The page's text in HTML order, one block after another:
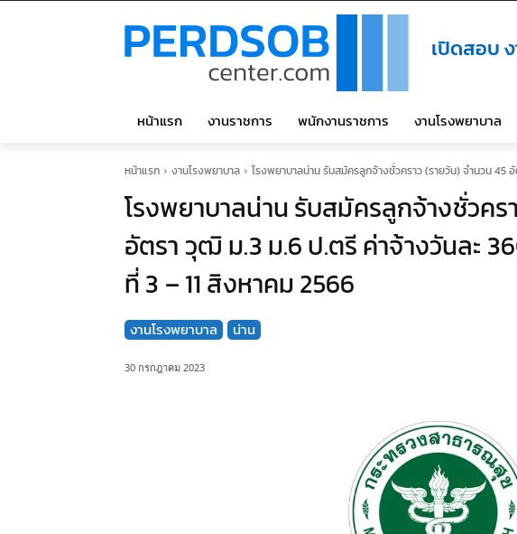
เปิดสอบ
หน้าแรก งานราชการ พนักงานราชการ งานโรงพยาบาล
หน้าแรก งานโรงพยาบาล โรงพยาบาลน่าน รับสมัครลูกจ้างชั่วคราว (รายวัน) จำนวน 45
โรงพยาบาลน่าน รับสมัครลูกจ้างชั่วคร
อัตรา วุฒิ ม.3 ม.6 ป.ตรี ค่าจ้างวันละ
ที่ 3 – 11 สิงหาคม 2566
งานโรงพยาบาล น่าน
30 กรกฎาคม 2023